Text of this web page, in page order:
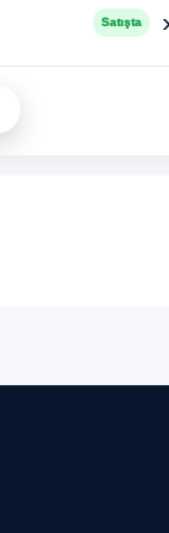
Satışta